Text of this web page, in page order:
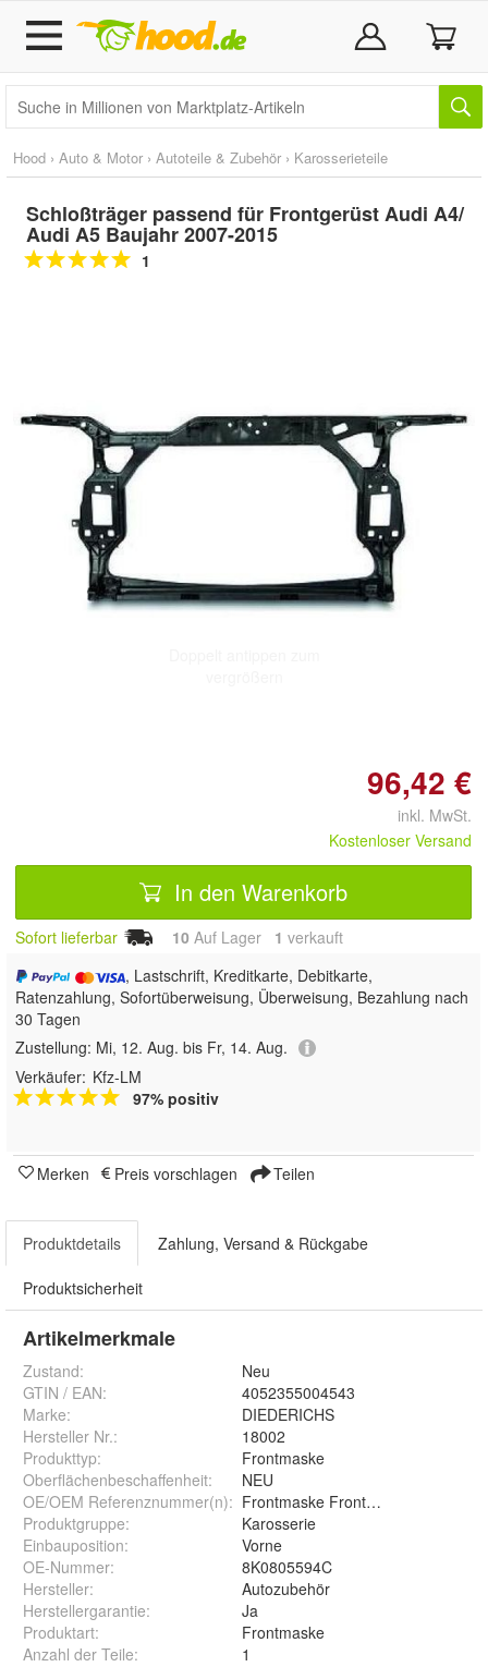
Hood › Auto & Motor › Autoteile & Zubehör › Karosserieteile
Schloßträger passend für Frontgerüst Audi A4/
Audi A5 Baujahr 2007-2015
1
96,42 €
inkl. MwSt.
Kostenloser Versand
In den Warenkorb
Sofort lieferbar 10 Auf Lager 1 verkauft
, Lastschrift, Kreditkarte, Debitkarte,
Ratenzahlung, Sofortüberweisung, Überweisung, Bezahlung nach
30 Tagen
Zustellung: Mi, 12. Aug. bis Fr, 14. Aug.
Verkäufer: Kfz-LM
97% positiv
Merken Preis vorschlagen Teilen
Produktdetails Zahlung, Versand & Rückgabe
Produktsicherheit
Artikelmerkmale
Zustand:
Neu
GTIN / EAN:
4052355004543
Marke:
DIEDERICHS
Hersteller Nr.:
18002
Produkttyp:
Frontmaske
Oberflächenbeschaffenheit:
NEU
OE/OEM Referenznummer(n): Frontmaske Frontgerüst
Produktgruppe:
Karosserie
Einbauposition:
Vorne
OE-Nummer:
8K0805594C
Hersteller:
Autozubehör
Herstellergarantie:
Ja
Produktart:
Frontmaske
Anzahl der Teile: 1